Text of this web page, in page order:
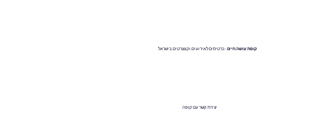
קופת עושה חיים- כרטיסים לאירועים וקונצרטים בישראל
יצירת קשר עם קופה